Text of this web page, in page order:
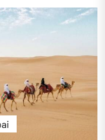
und blaues Wasser
Besucher mit tollen
Angeboten